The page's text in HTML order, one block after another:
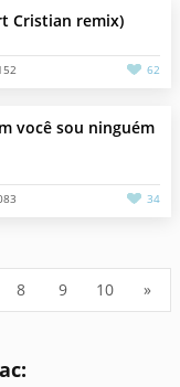
Cristian remix)
62
você sou ninguém
34
8 9 10 »